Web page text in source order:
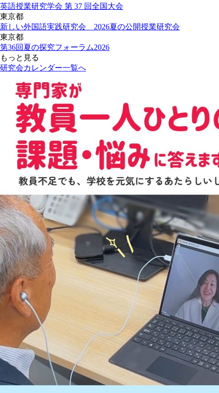
英語授業研究学会 第 37 回全国大会
東京都
新しい外国語実践研究会 2026夏の公開授業研究会
東京都
第36回夏の探究フォーラム2026
もっと見る
研究会カレンダー一覧へ